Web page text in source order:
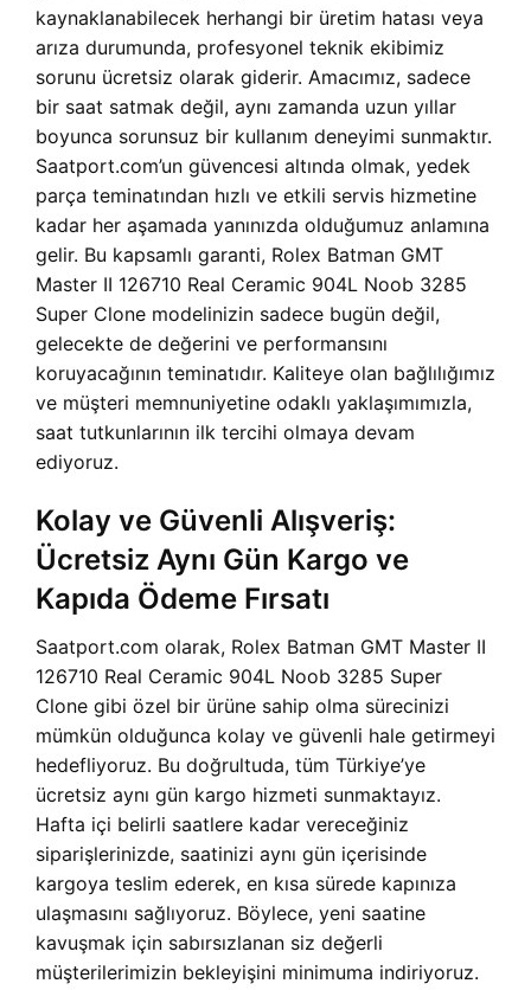
kaynaklanabilecek herhangi bir üretim hatası veya
arıza durumunda, profesyonel teknik ekibimiz
sorunu ücretsiz olarak giderir. Amacımız, sadece
bir saat satmak değil, aynı zamanda uzun yıllar
boyunca sorunsuz bir kullanım deneyimi sunmaktır.
Saatport.com’un güvencesi altında olmak, yedek
parça teminatından hızlı ve etkili servis hizmetine
kadar her aşamada yanınızda olduğumuz anlamına
gelir. Bu kapsamlı garanti, Rolex Batman GMT
Master II 126710 Real Ceramic 904L Noob 3285
Super Clone modelinizin sadece bugün değil,
gelecekte de değerini ve performansını
koruyacağının teminatıdır. Kaliteye olan bağlılığımız
ve müşteri memnuniyetine odaklı yaklaşımımızla,
saat tutkunlarının ilk tercihi olmaya devam
ediyoruz.
Kolay ve Güvenli Alışveriş:
Ücretsiz Aynı Gün Kargo ve
Kapıda Ödeme Fırsatı
Saatport.com olarak, Rolex Batman GMT Master II
126710 Real Ceramic 904L Noob 3285 Super
Clone gibi özel bir ürüne sahip olma sürecinizi
mümkün olduğunca kolay ve güvenli hale getirmeyi
hedefliyoruz. Bu doğrultuda, tüm Türkiye’ye
ücretsiz aynı gün kargo hizmeti sunmaktayız.
Hafta içi belirli saatlere kadar vereceğiniz
siparişlerinizde, saatinizi aynı gün içerisinde
kargoya teslim ederek, en kısa sürede kapınıza
ulaşmasını sağlıyoruz. Böylece, yeni saatine
kavuşmak için sabırsızlanan siz değerli
müşterilerimizin bekleyişini minimuma indiriyoruz.